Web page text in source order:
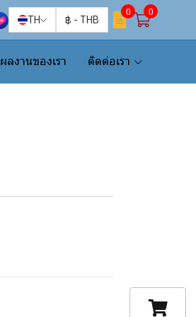
TH ฿ - THB
0 0
ผลงานของเรา ติดต่อเรา